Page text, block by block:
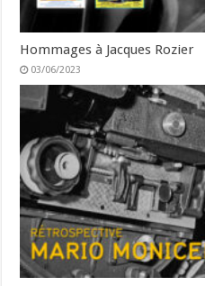
Hommages à Jacques Rozier
03/06/2023